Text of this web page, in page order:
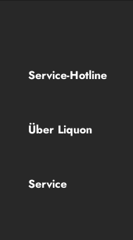
Service-Hotline
Über Liquon
Service